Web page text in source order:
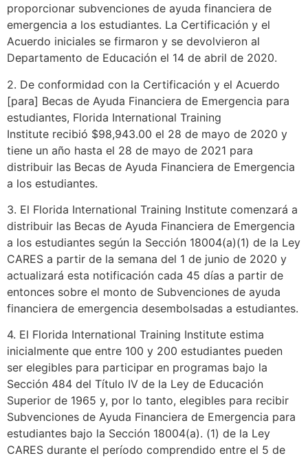
proporcionar subvenciones de ayuda financiera de
emergencia a los estudiantes. La Certificación y el
Acuerdo iniciales se firmaron y se devolvieron al
Departamento de Educación el 14 de abril de 2020.
2. De conformidad con la Certificación y el Acuerdo
[para] Becas de Ayuda Financiera de Emergencia para
estudiantes, Florida International Training
Institute recibió $98,943.00 el 28 de mayo de 2020 y
tiene un año hasta el 28 de mayo de 2021 para
distribuir las Becas de Ayuda Financiera de Emergencia
a los estudiantes.
3. El Florida International Training Institute comenzará a
distribuir las Becas de Ayuda Financiera de Emergencia
a los estudiantes según la Sección 18004(a)(1) de la Ley
CARES a partir de la semana del 1 de junio de 2020 y
actualizará esta notificación cada 45 días a partir de
entonces sobre el monto de Subvenciones de ayuda
financiera de emergencia desembolsadas a estudiantes.
4. El Florida International Training Institute estima
inicialmente que entre 100 y 200 estudiantes pueden
ser elegibles para participar en programas bajo la
Sección 484 del Título IV de la Ley de Educación
Superior de 1965 y, por lo tanto, elegibles para recibir
Subvenciones de Ayuda Financiera de Emergencia para
estudiantes bajo la Sección 18004(a). (1) de la Ley
CARES durante el período comprendido entre el 5 de